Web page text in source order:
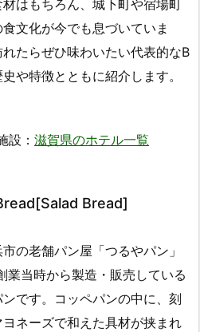
はもちろん、城下町や宿場町
文化が今でも息づいていま
たらぜひ味わいたい代表的なB
や特徴とともに紹介します。
設： 滋賀県のホテル一覧
Bread]
の老舗パン屋「つるやパン」
業当時から製造・販売している
です。コッペパンの中に、刻
ネーズで和えた具材が挟まれ